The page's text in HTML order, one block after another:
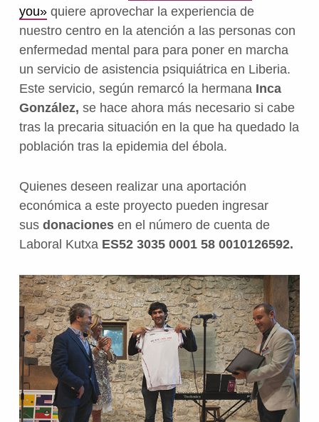
you»quiere aprovechar la experiencia de
nuestro centro en la atención a las personas con
enfermedad mental para para poner en marcha
un servicio de asistencia psiquiátrica en Liberia.
Este servicio, según remarcó la hermana Inca
González, se hace ahora más necesario si cabe
tras la precaria situación en la que ha quedado la
población tras la epidemia del ébola.
Quienes deseen realizar una aportación
económica a este proyecto pueden ingresar
sus donaciones en el número de cuenta de
Laboral Kutxa ES52 3035 0001 58 0010126592.